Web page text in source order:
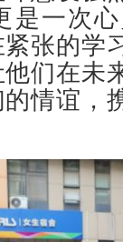
是一次
张的学
们在未
情谊，